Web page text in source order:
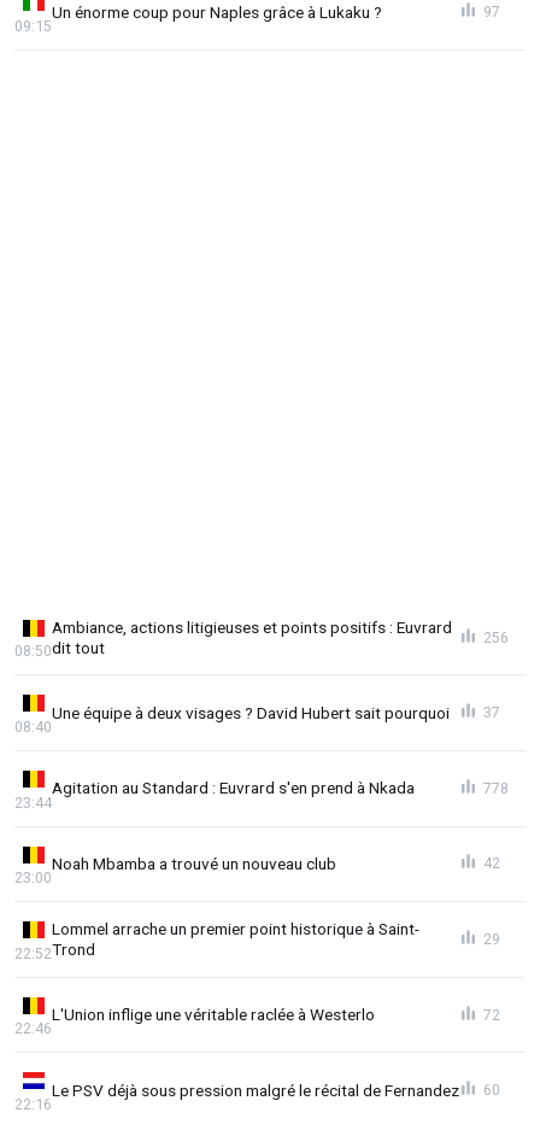
Un énorme coup pour Naples grâce à Lukaku ?
09:15
97
Ambiance, actions litigieuses et points positifs : Euvrard
dit tout
08:50
256
Une équipe à deux visages ? David Hubert sait pourquoi
08:40
37
Agitation au Standard : Euvrard s'en prend à Nkada
23:44
778
Noah Mbamba a trouvé un nouveau club
23:00
42
Lommel arrache un premier point historique à Saint-
Trond
22:52
29
L'Union inflige une véritable raclée à Westerlo
22:46
72
Le PSV déjà sous pression malgré le récital de Fernandez
22:16
60